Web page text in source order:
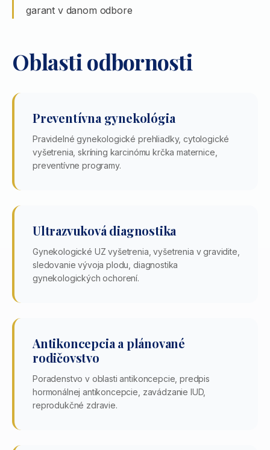
garant v danom odbore
Oblasti odbornosti
Preventívna gynekológia
Pravidelné gynekologické prehliadky, cytologické
vyšetrenia, skríning karcinómu krčka maternice,
preventívne programy.
Ultrazvuková diagnostika
Gynekologické UZ vyšetrenia, vyšetrenia v gravidite,
sledovanie vývoja plodu, diagnostika
gynekologických ochorení.
Antikoncepcia a plánované
rodičovstvo
Poradenstvo v oblasti antikoncepcie, predpis
hormonálnej antikoncepcie, zavádzanie IUD,
reprodukčné zdravie.